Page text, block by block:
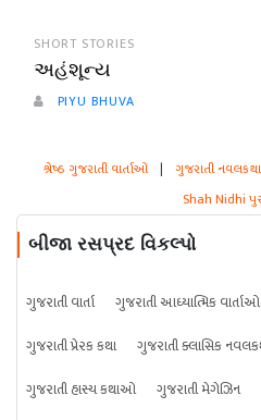
SHORT STORIES
અહંશૂન્ય
PIYU BHUVA
શ્રેષ્ઠ ગુજરાતી વાર્તાઓ | ગુજરાતી
Shah Nidhi
બીજા રસપ્રદ વિકલ્પો
ગુજરાતી વાર્તા ગુજરાતી આધ્યાત્મિક વાર્તાઓ
ગુજરાતી પ્રેરક કથા
ગુજરાતી ક્લાસિક
ગુજરાતી હાસ્ય કથાઓ
ગુજરાતી મેગેઝિન